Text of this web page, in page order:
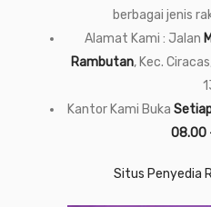
berbagai jenis
Alamat Kami : Jalan
Rambutan, Kec.
Kantor Kami Buka
08.00
Situs Penyedia